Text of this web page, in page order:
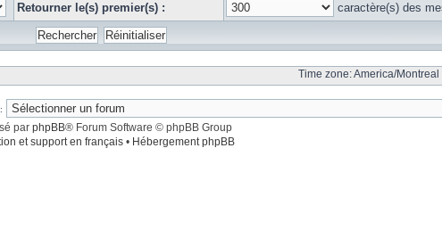
Retourner le(s) premier(s) : caractère(s) des
Time zone: America/Montreal
par phpBB® Forum Software © phpBB Group
et support en français• Hébergement phpBB